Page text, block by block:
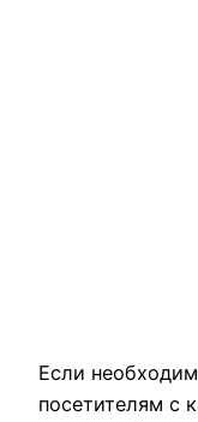
Если
посетителям с